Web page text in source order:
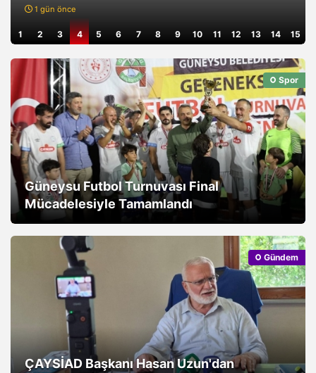
1 gün önce
1 2 3 4 5 6 7 8 9 10 11 12 13 14 15
Spor
Güneysu Futbol Turnuvası Final
Mücadelesiyle Tamamlandı
Gündem
ÇAYSİAD Başkanı Hasan Uzun'dan